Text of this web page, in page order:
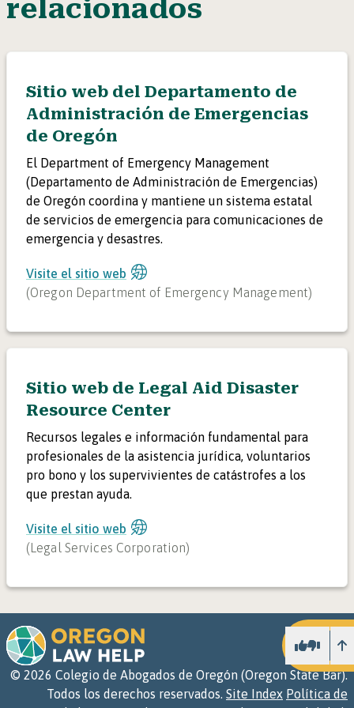
con agua de inundación.
ayuda de desastres.
refugios de emergencia o ayuda para la limpieza.
relacionados
Sitio web del Departamento de
Administración de Emergencias
de Oregón
El Department of Emergency Management
(Departamento de Administración de Emergencias)
de Oregón coordina y mantiene un sistema estatal
de servicios de emergencia para comunicaciones de
emergencia y desastres.
Visite el sitio web
(Oregon Department of Emergency Management)
Sitio web de Legal Aid Disaster
Resource Center
Recursos legales e información fundamental para
profesionales de la asistencia jurídica, voluntarios
pro bono y los supervivientes de catástrofes a los
que prestan ayuda.
Visite el sitio web
(Legal Services Corporation)
© 2026 Colegio de Abogados de Oregón (Oregon State Bar).
Todos los derechos reservados. Site Index Política de